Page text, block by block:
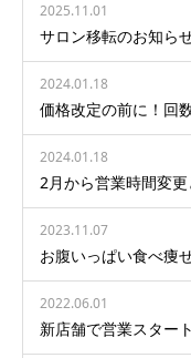
2025.11.01
サロン移転のお知ら
2024.01.18
価格改定の前に！回
2024.01.18
2月から営業時間変
2023.11.07
お腹いっぱい食べ痩
2022.06.01
新店舗で営業スター